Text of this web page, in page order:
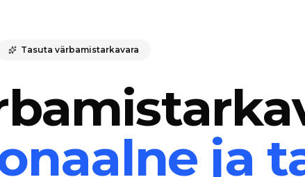
Tasuta värbamistarkavara
ja